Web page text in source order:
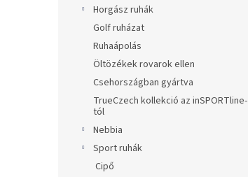
Horgász ruhák
Golf ruházat
Ruhaápolás
Öltözékek rovarok ellen
Csehországban gyártva
TrueCzech kollekció az inSPORTline-
tól
Nebbia
Sport ruhák
Cipő